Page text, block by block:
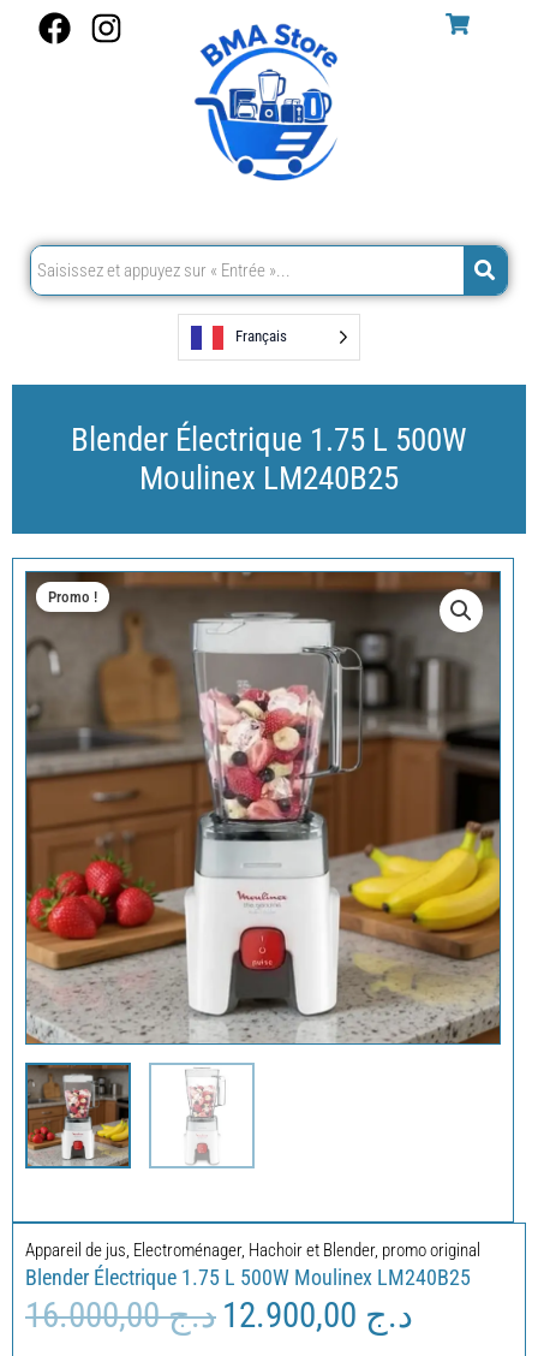
F
k
I
a
m
Français
Blender Électrique 1.75 L 500W
Moulinex LM240B25
Promo !
Appareil de jus Electroménager, Hachoir et Blender, promo original
Blender Électrique 1.75 L 500W Moulinex LM240B25
د.ج16.000,00
Le
د.ج